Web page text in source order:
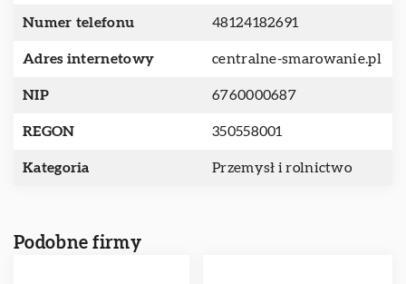
Numer telefonu 48124182691
Adres internetowy centralne-smarowanie.pl
NIP 6760000687
REGON 350558001
Kategoria Przemysł i rolnictwo
Podobne firmy